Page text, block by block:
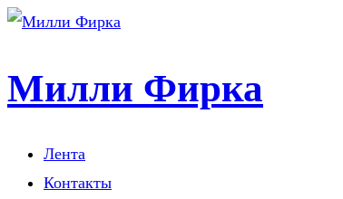
Милли Фирка
Лента
Контакты